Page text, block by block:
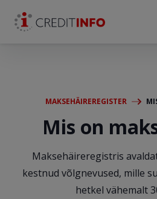
MAKSEHÄIREREGISTER
Mis on
Maksehäireregistris
kestnud võlgnevused, mille
hetkel vähemalt